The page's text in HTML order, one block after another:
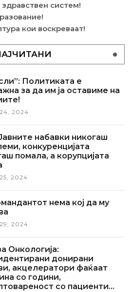
систем!
кои воскреваат!
Политиката е
за да им ја оставиме на
2024
набавки никогаш
конкуренцијата
помала, а корупцијата
2024
нема кој да му
2024
Онкологија:
донирани
акцелератори фаќаат
со години,
со пациенти…